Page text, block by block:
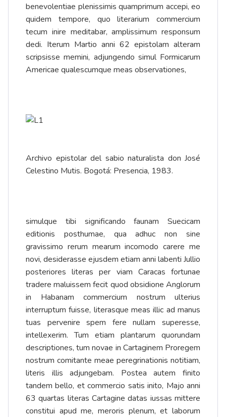
benevolentiae plenissimis quamprimum accepi, eo
quidem tempore, quo literarium commercium
tecum inire meditabar, amplissimum responsum
dedi. Iterum Martio anni 62 epistolam alteram
scripsisse memini, adjungendo simul Formicarum
Americae qualescumque meas observationes,
Archivo epistolar del sabio naturalista don José
Celestino Mutis. Bogotá: Presencia, 1983.
simulque tibi significando faunam Suecicam
editionis posthumae, qua adhuc non sine
gravissimo rerum mearum incomodo carere me
novi, desiderasse ejusdem etiam anni labenti Jullio
posteriores literas per viam Caracas fortunae
tradere maluissem fecit quod obsidione Anglorum
in Habanam commercium nostrum ulterius
interruptum fuisse, literasque meas illic ad manus
tuas pervenire spem fere nullam superesse,
intellexerim. Tum etiam plantarum quorundam
descriptiones, tum novae in Cartaginem Proregem
nostrum comitante meae peregrinationis notitiam,
literis illis adjungebam. Postea autem finito
tandem bello, et commercio satis inito, Majo anni
63 quartas literas Cartagine datas iussas mittere
constitui apud me, meroris plenum, et laborum